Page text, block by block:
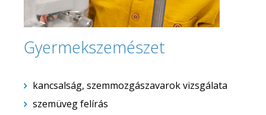
Gyermekszemészet
kancsalság, szemmozgászavarok vizsgálata
szemüveg felírás